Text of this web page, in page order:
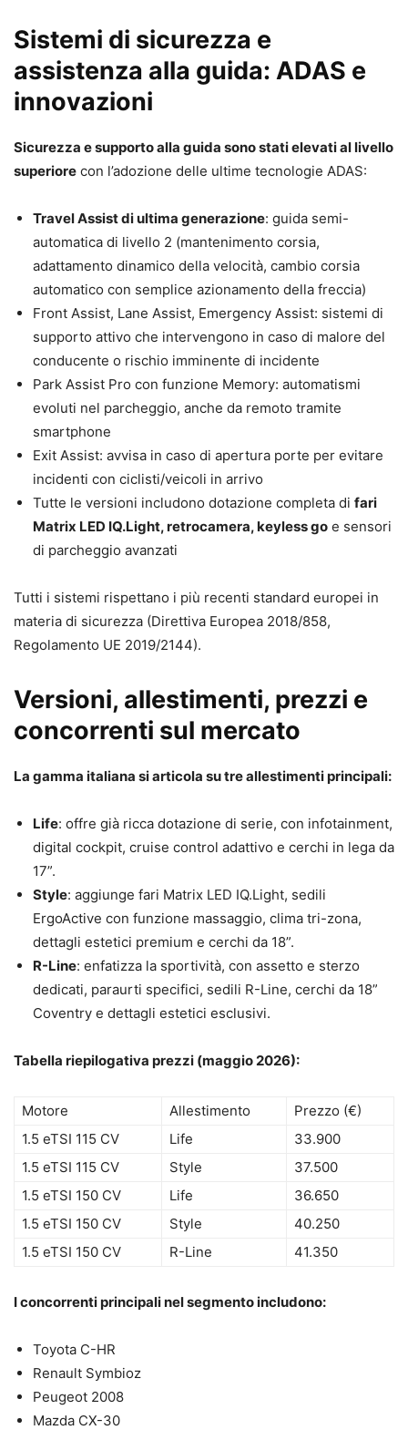
Sistemi di sicurezza e
assistenza alla guida: ADAS e
innovazioni
Sicurezza e supporto alla guida sono stati elevati al livello
superiore con l’adozione delle ultime tecnologie ADAS:
Travel Assist di ultima generazione: guida semi-
automatica di livello 2 (mantenimento corsia,
adattamento dinamico della velocità, cambio corsia
automatico con semplice azionamento della freccia)
Front Assist, Lane Assist, Emergency Assist: sistemi di
supporto attivo che intervengono in caso di malore del
conducente o rischio imminente di incidente
Park Assist Pro con funzione Memory: automatismi
evoluti nel parcheggio, anche da remoto tramite
smartphone
Exit Assist: avvisa in caso di apertura porte per evitare
incidenti con ciclisti/veicoli in arrivo
Tutte le versioni includono dotazione completa di fari
Matrix LED IQ.Light, retrocamera, keyless go e sensori
di parcheggio avanzati
Tutti i sistemi rispettano i più recenti standard europei in
materia di sicurezza (Direttiva Europea 2018/858,
Regolamento UE 2019/2144).
Versioni, allestimenti, prezzi e
concorrenti sul mercato
La gamma italiana si articola su tre allestimenti principali:
Life: offre già ricca dotazione di serie, con infotainment,
digital cockpit, cruise control adattivo e cerchi in lega da
17”.
Style: aggiunge fari Matrix LED IQ.Light, sedili
ErgoActive con funzione massaggio, clima tri-zona,
dettagli estetici premium e cerchi da 18”.
R-Line: enfatizza la sportività, con assetto e sterzo
dedicati, paraurti specifici, sedili R-Line, cerchi da 18”
Coventry e dettagli estetici esclusivi.
Tabella riepilogativa prezzi (maggio 2026):
Motore Allestimento
Prezzo (€)
1.5 eTSI 115 CV
Life
33.900
1.5 eTSI 115 CV
Style
37.500
1.5 eTSI 150 CV
Life
36.650
1.5 eTSI 150 CV
Style
40.250
1.5 eTSI 150 CV
R-Line 41.350
I concorrenti principali nel segmento includono:
Toyota C-HR
Renault Symbioz
Peugeot 2008
Mazda CX-30